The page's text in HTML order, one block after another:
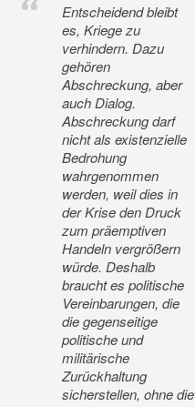
Entscheidend bleibt
es, Kriege zu
verhindern. Dazu
gehören
Abschreckung, aber
auch Dialog.
Abschreckung darf
nicht als existenzielle
Bedrohung
wahrgenommen
werden, weil dies in
der Krise den Druck
zum präemptiven
Handeln vergrößern
würde. Deshalb
braucht es politische
Vereinbarungen, die
die gegenseitige
politische und
militärische
Zurückhaltung
sicherstellen, ohne die